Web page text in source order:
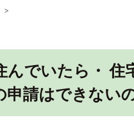
>
んでいたら・ 住
申請はできない